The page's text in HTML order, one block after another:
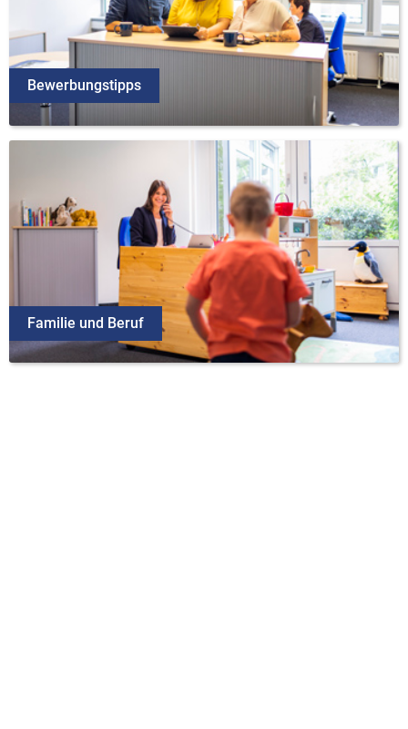
Bewerbungstipps
Familie und Beruf